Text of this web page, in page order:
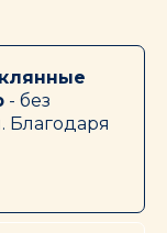
- без
Благодаря